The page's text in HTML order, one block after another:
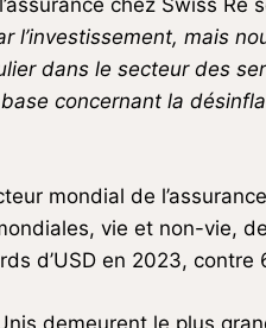
chez Swiss Re
mais
dans le secteur des
concernant la
mondial de
vie et non-vie,
d’USD en 2023, contre